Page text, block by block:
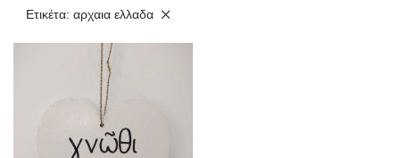
Ετικέτα: αρχαια ελλαδα